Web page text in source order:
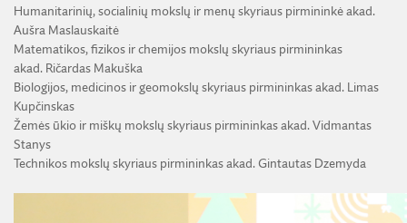
JAUNOJI AKADEMIJA
SKYRIAI IR PADALINIAI
PAREIGYBIŲ APRAŠYMAS IR ATLIEKAMOS FUNKCIJOS
ŠVIESAUS ATMINIMO LMA NARIAI
TEISĖS AKTAI
Matematikos, fizikos ir chemijos mokslų skyrius
Biologijos, medicinos ir geomokslų skyrius
Žemės ūkio ir miškų mokslų skyrius
Technikos mokslų skyrius
Humanitarinių, socialinių mokslų ir menų skyriaus pirmininkė akad.
Aušra Maslauskaitė
Matematikos, fizikos ir chemijos mokslų skyriaus pirmininkas
akad. Ričardas Makuška
Biologijos, medicinos ir geomokslų skyriaus pirmininkas akad. Limas
Kupčinskas
Žemės ūkio ir miškų mokslų skyriaus pirmininkas akad. Vidmantas
Stanys
Technikos mokslų skyriaus pirmininkas akad. Gintautas Dzemyda